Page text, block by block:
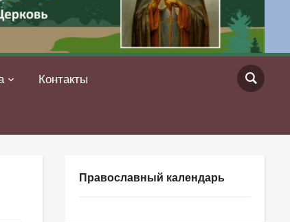
Контакты
Православный календарь